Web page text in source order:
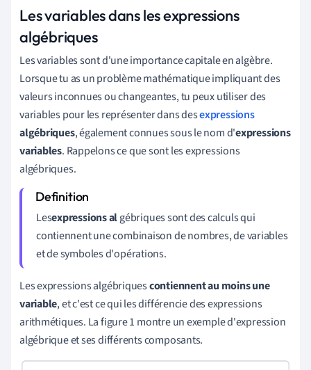
Les variables dans les expressions
algébriques
Les variables sont d'une importance capitale en algèbre.
Lorsque tu as un problème mathématique impliquant des
valeurs inconnues ou changeantes, tu peux utiliser des
variables pour les représenter dans desexpressions
algébriques, également connues sous le nom d'expressions
variables. Rappelons ce que sont les expressions
algébriques.
Lesexpressions algébriques sont des calculs qui
contiennent une combinaison de nombres, de variables
et de symboles d'opérations.
Les expressions algébriquescontiennent au moins une
variable, et c'est ce qui les différencie des expressions
arithmétiques. La figure 1 montre un exemple d'expression
algébrique et ses différents composants.